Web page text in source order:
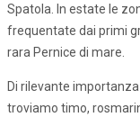
Spatola. In estate le
frequentate dai primi
rara Pernice di mare.
Di rilevante
troviamo timo,